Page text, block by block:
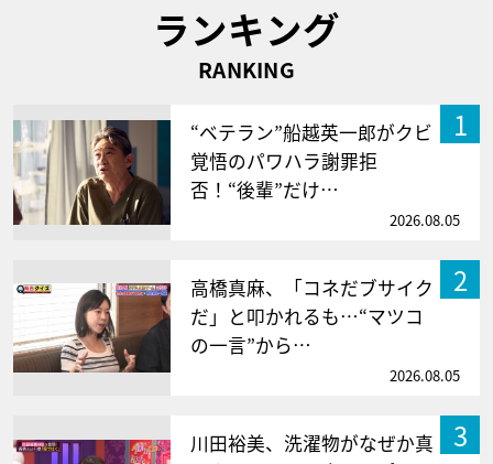
ランキング
RANKING
1
“ベテラン”船越英一郎がクビ
覚悟のパワハラ謝罪拒
否！“後輩”だけ…
2026.08.05
2
高橋真麻、「コネだブサイク
だ」と叩かれるも…“マツコ
の一言”から…
2026.08.05
3
川田裕美、洗濯物がなぜか真